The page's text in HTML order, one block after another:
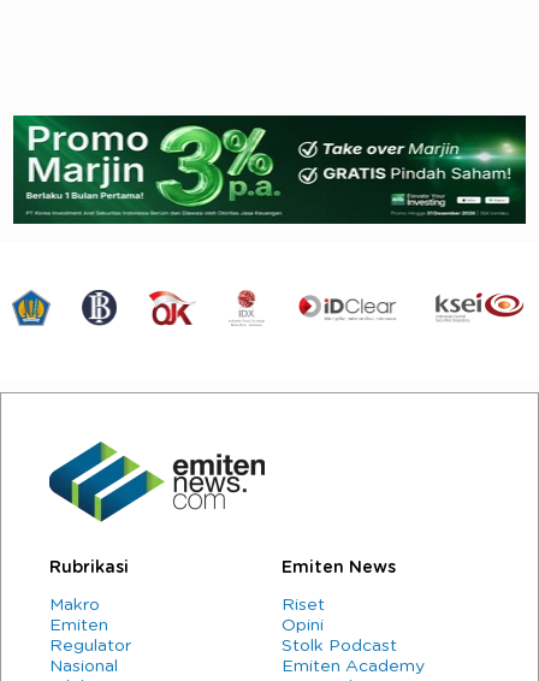
Rubrikasi
Makro
Emiten
Regulator
Nasional
Emiten News
Riset
Opini
Stolk Podcast
Emiten Academy